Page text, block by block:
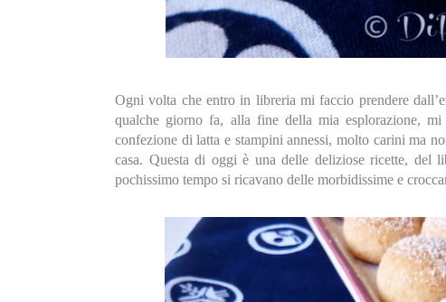
Ogni volta che entro in libreria mi faccio prendere
qualche giorno fa, alla fine della mia esplorazione,
confezione di latta e stampini annessi, molto carini ma
casa. Questa di oggi è una delle deliziose ricette, del
pochissimo tempo si ricavano delle morbidissime e